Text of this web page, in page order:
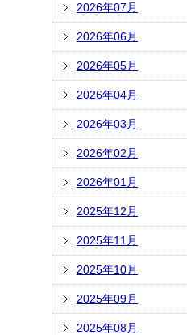
2026年07月
2026年06月
2026年05月
2026年04月
2026年03月
2026年02月
2026年01月
2025年12月
2025年11月
2025年10月
2025年09月
2025年08月